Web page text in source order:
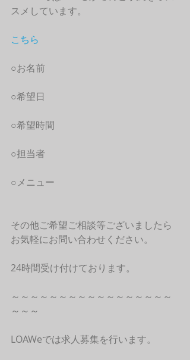
スメしています。
こちら
○お名前
○希望日
○希望時間
○担当者
○メニュー
その他ご希望ご相談等ございましたら
お気軽にお問い合わせください。
24時間受け付けております。
～～～～～～～～～～～～～～～～～
～～～
LOAWeでは求人募集を行います。